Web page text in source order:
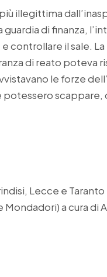
illegittima
di finanza,
controllare il sale. La
di reato poteva
le forze
potessero scappare,
Lecce e Taranto
a cura di